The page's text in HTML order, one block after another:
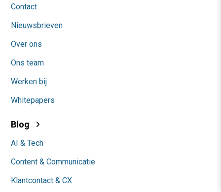
Contact
Nieuwsbrieven
Over ons
Ons team
Werken bij
Whitepapers
Blog
AI & Tech
Content & Communicatie
Klantcontact & CX